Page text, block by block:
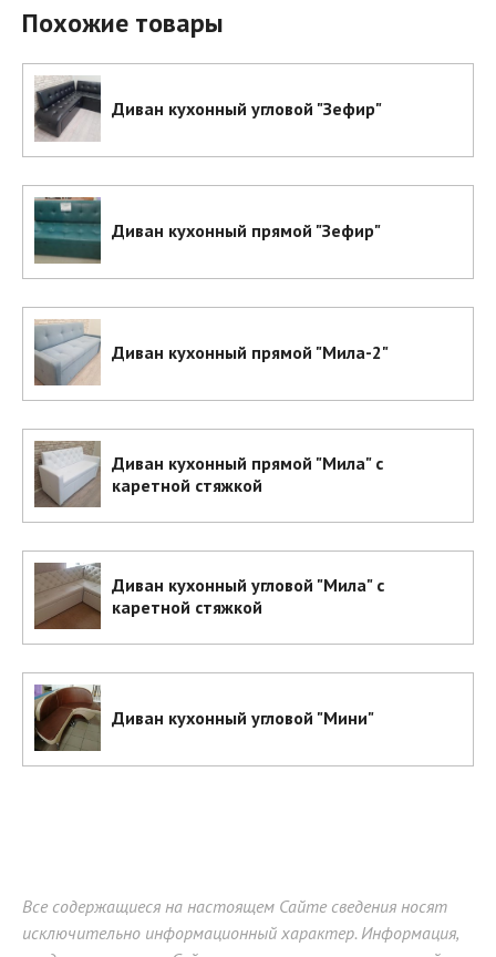
Похожие товары
Диван кухонный угловой "Зефир"
Диван кухонный прямой "Зефир"
Диван кухонный прямой "Мила-2"
Диван кухонный прямой "Мила" с
каретной стяжкой
Диван кухонный угловой "Мила" с
каретной стяжкой
Диван кухонный угловой "Мини"
Все содержащиеся на настоящем Сайте сведения носят
исключительно информационный характер. Информация,